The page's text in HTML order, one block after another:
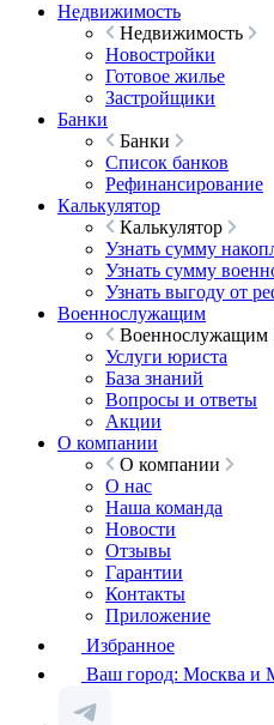
Недвижимость
Недвижимость
Новостройки
Готовое жилье
Застройщики
Банки
Банки
Список банков
Рефинансирование
Калькулятор
Калькулятор
Узнать сумму
Узнать сумму
Узнать выгоду от
Военнослужащим
Военнослужащим
Услуги юриста
База знаний
Вопросы и ответы
Акции
О компании
О компании
О нас
Наша команда
Новости
Отзывы
Гарантии
Контакты
Приложение
Избранное
Ваш город: Москва и